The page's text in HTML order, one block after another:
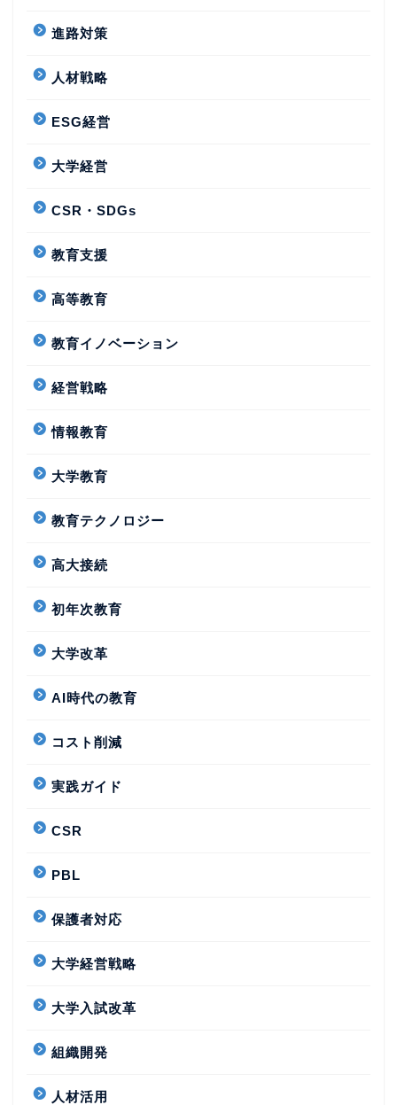
進路対策
人材戦略
ESG経営
大学経営
CSR・SDGs
教育支援
高等教育
教育イノベーション
経営戦略
情報教育
大学教育
教育テクノロジー
高大接続
初年次教育
大学改革
AI時代の教育
コスト削減
実践ガイド
CSR
PBL
保護者対応
大学経営戦略
大学入試改革
組織開発
人材活用